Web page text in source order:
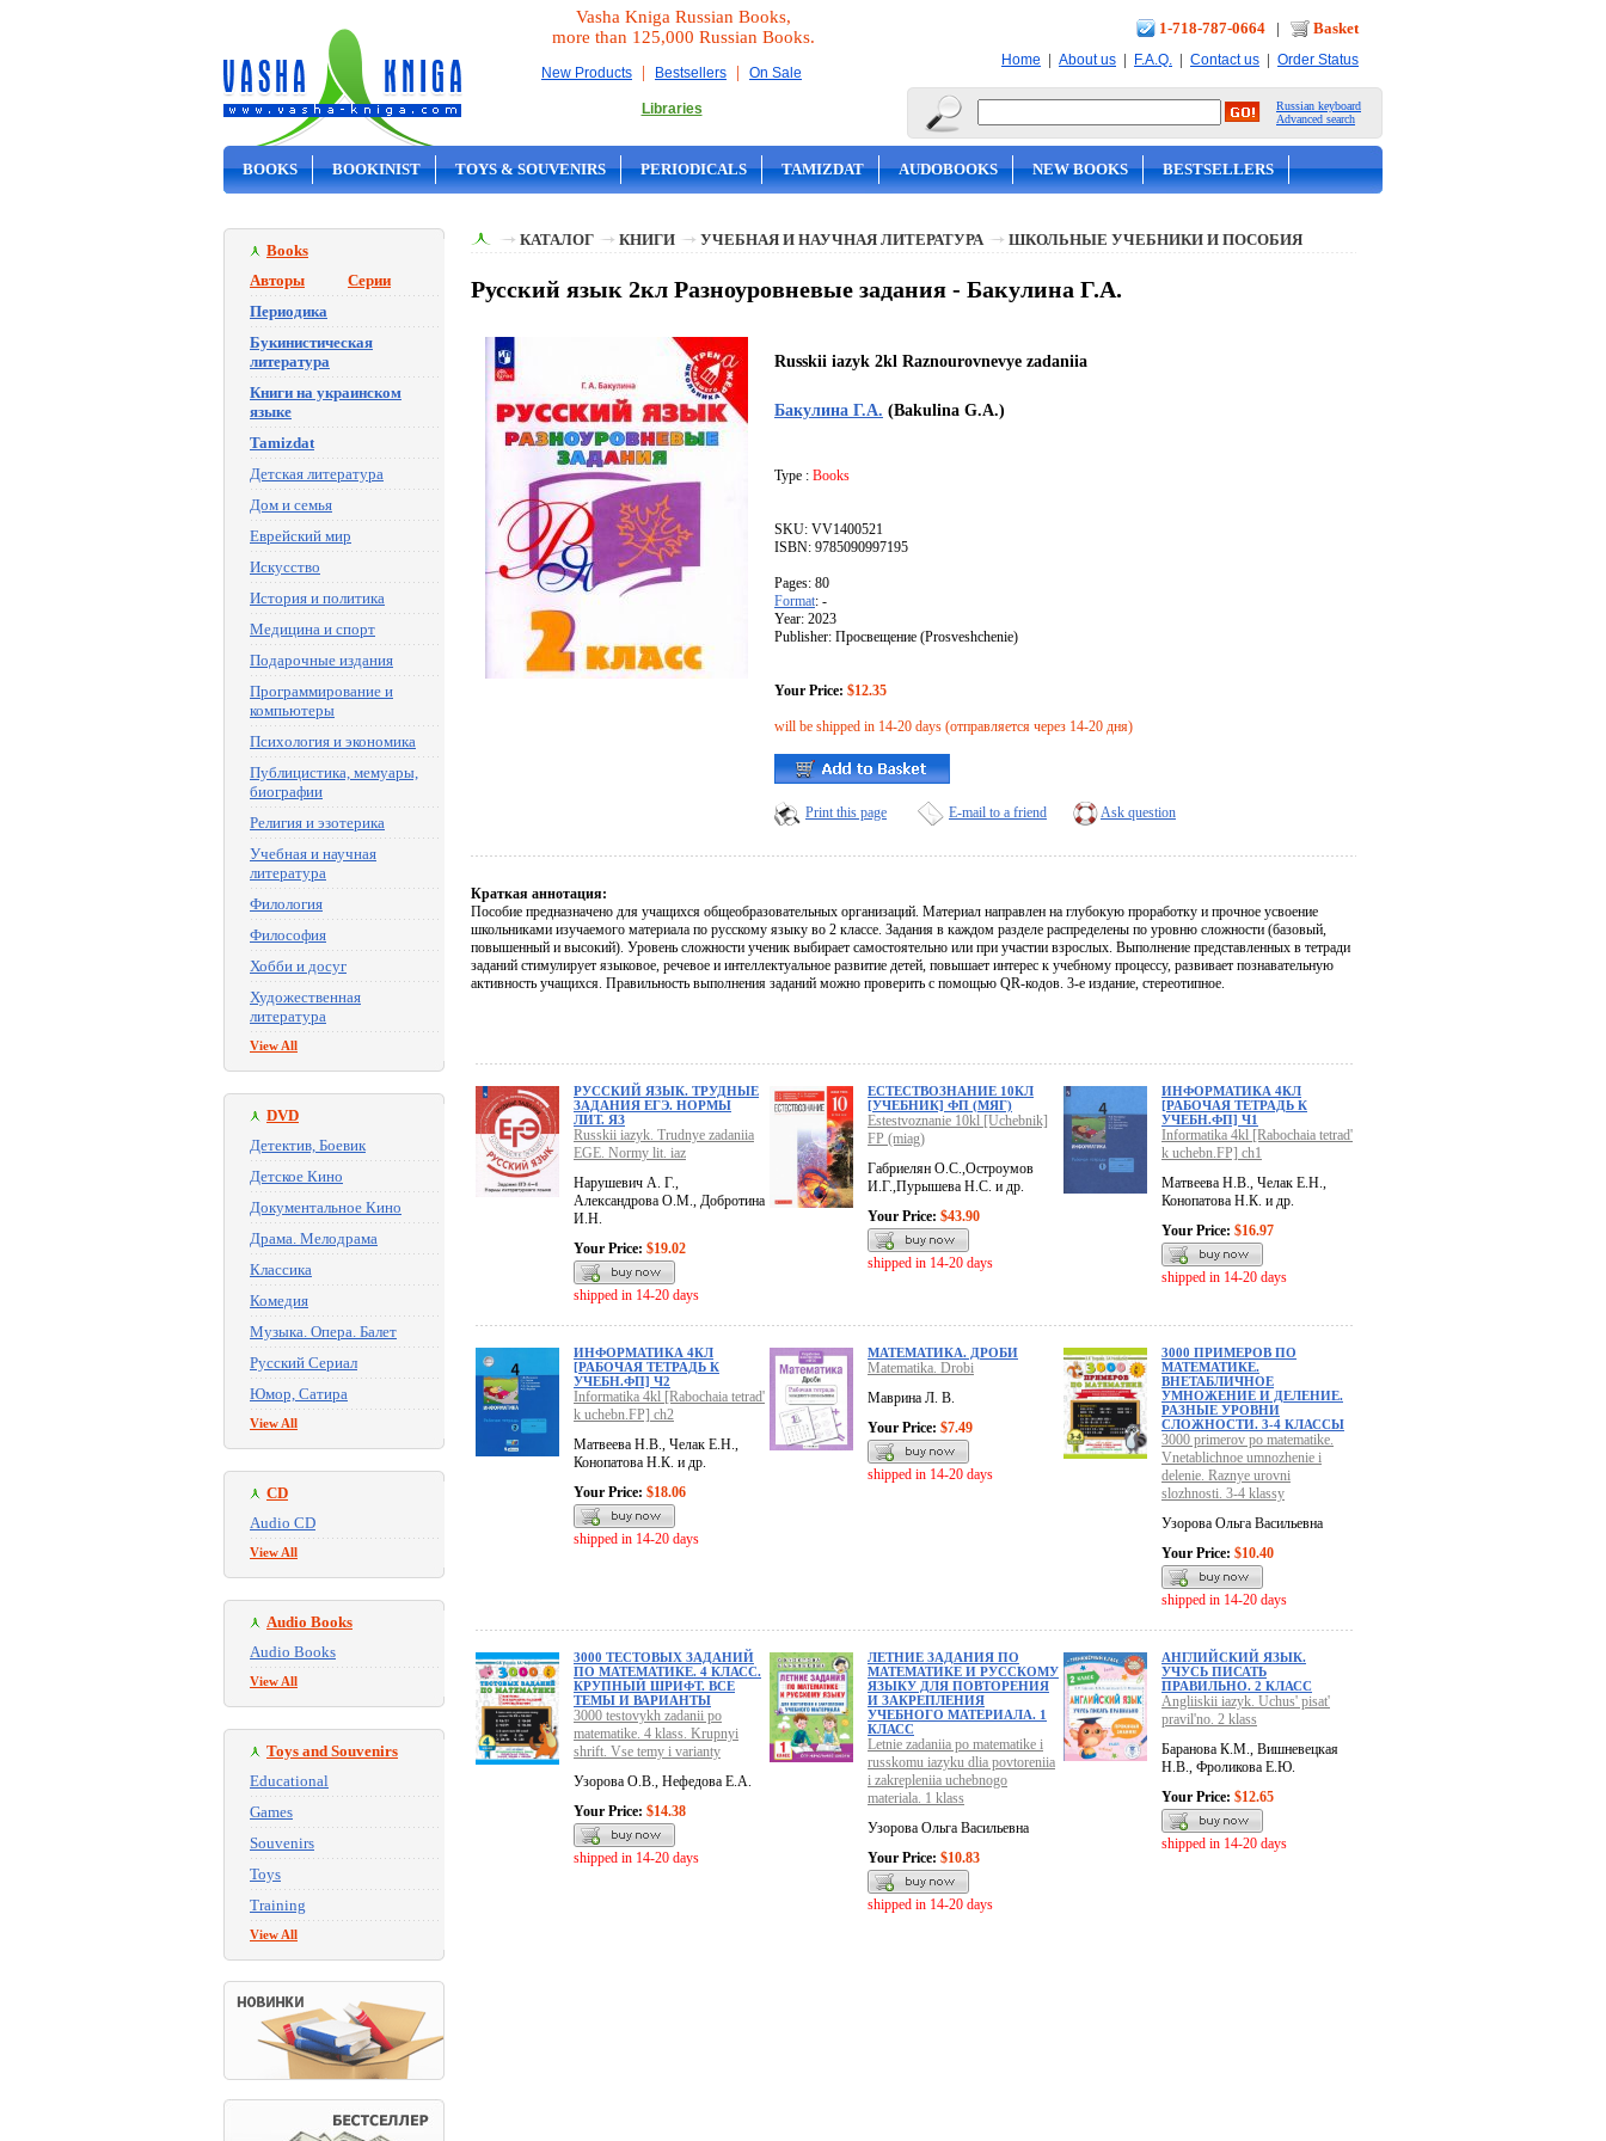
Vasha Kniga Russian Books,
more than 125,000 Russian Books.
New Products | Bestsellers | On Sale
Libraries
1-718-787-0664 | Basket
Home | About us | F.A.Q. | Contact us | Order Status
Russian keyboard
Advanced search
BOOKS BOOKINIST TOYS & SOUVENIRS PERIODICALS TAMIZDAT AUDOBOOKS NEW BOOKS BESTSELLERS
Books
Авторы
Серии
Периодика
Букинистическая
литература
Книги на украинском
языке
Tamizdat
Детская литература
Дом и семья
Еврейский мир
Искусство
История и политика
Медицина и спорт
Подарочные издания
Программирование и
компьютеры
Психология и экономика
Публицистика, мемуары,
биографии
Религия и эзотерика
Учебная и научная
литература
Филология
Философия
Хобби и досуг
Художественная
литература
View All
DVD
Детектив, Боевик
Детское Кино
Документальное Кино
Драма. Мелодрама
Классика
Комедия
Музыка. Опера. Балет
Русский Сериал
Юмор, Сатира
View All
CD
Audio CD
View All
Audio Books
Audio Books
View All
Toys and Souvenirs
Educational
Games
Souvenirs
Toys
Training
View All
КАТАЛОГ КНИГИ УЧЕБНАЯ И НАУЧНАЯ ЛИТЕРАТУРА ШКОЛЬНЫЕ УЧЕБНИКИ И ПОСОБИЯ
Русский язык 2кл Разноуровневые задания - Бакулина Г.А.
Russkii iazyk 2kl Raznourovnevye zadaniia
Бакулина Г.А. (Bakulina G.A.)
Type : Books
SKU: VV1400521
ISBN: 9785090997195
Pages: 80
Format: -
Year: 2023
Publisher: Просвещение (Prosveshchenie)
Your Price: $12.35
will be shipped in 14-20 days (отправляется через 14-20 дня)
Print this page E-mail to a friend Ask question
Краткая аннотация:
Пособие предназначено для учащихся общеобразовательных организаций. Материал направлен на глубокую проработку и прочное усвоение
школьниками изучаемого материала по русскому языку во 2 классе. Задания в каждом разделе распределены по уровню сложности (базовый,
повышенный и высокий). Уровень сложности ученик выбирает самостоятельно или при участии взрослых. Выполнение представленных в тетради
заданий стимулирует языковое, речевое и интеллектуальное развитие детей, повышает интерес к учебному процессу, развивает познавательную
активность учащихся. Правильность выполнения заданий можно проверить с помощью QR-кодов. 3-е издание, стереотипное.
РУССКИЙ ЯЗЫК. ТРУДНЫЕ
ЗАДАНИЯ ЕГЭ. НОРМЫ
ЛИТ. ЯЗ
Russkii iazyk. Trudnye zadaniia
EGE. Normy lit. iaz
Нарушевич А. Г.,
Александрова О.М., Добротина
И.Н.
Your Price: $19.02
shipped in 14-20 days
ЕСТЕСТВОЗНАНИЕ 10КЛ
[УЧЕБНИК] ФП (МЯГ)
Estestvoznanie 10kl [Uchebnik]
FP (miag)
Габриелян О.С.,Остроумов
И.Г.,Пурышева Н.С. и др.
Your Price: $43.90
shipped in 14-20 days
ИНФОРМАТИКА 4КЛ
[РАБОЧАЯ ТЕТРАДЬ К
УЧЕБН.ФП] Ч1
Informatika 4kl [Rabochaia tetrad'
k uchebn.FP] ch1
Матвеева Н.В., Челак Е.Н.,
Конопатова Н.К. и др.
Your Price: $16.97
shipped in 14-20 days
ИНФОРМАТИКА 4КЛ
[РАБОЧАЯ ТЕТРАДЬ К
УЧЕБН.ФП] Ч2
Informatika 4kl [Rabochaia tetrad'
k uchebn.FP] ch2
Матвеева Н.В., Челак Е.Н.,
Конопатова Н.К. и др.
Your Price: $18.06
shipped in 14-20 days
МАТЕМАТИКА. ДРОБИ
Matematika. Drobi
Маврина Л. В.
Your Price: $7.49
shipped in 14-20 days
3000 ПРИМЕРОВ ПО
МАТЕМАТИКЕ.
ВНЕТАБЛИЧНОЕ
УМНОЖЕНИЕ И ДЕЛЕНИЕ.
РАЗНЫЕ УРОВНИ
СЛОЖНОСТИ. 3-4 КЛАССЫ
3000 primerov po matematike.
Vnetablichnoe umnozhenie i
delenie. Raznye urovni
slozhnosti. 3-4 klassy
Узорова Ольга Васильевна
Your Price: $10.40
shipped in 14-20 days
3000 ТЕСТОВЫХ ЗАДАНИЙ
ПО МАТЕМАТИКЕ. 4 КЛАСС.
КРУПНЫЙ ШРИФТ. ВСЕ
ТЕМЫ И ВАРИАНТЫ
3000 testovykh zadanii po
matematike. 4 klass. Krupnyi
shrift. Vse temy i varianty
Узорова О.В., Нефедова Е.А.
Your Price: $14.38
shipped in 14-20 days
ЛЕТНИЕ ЗАДАНИЯ ПО
МАТЕМАТИКЕ И РУССКОМУ
ЯЗЫКУ ДЛЯ ПОВТОРЕНИЯ
И ЗАКРЕПЛЕНИЯ
УЧЕБНОГО МАТЕРИАЛА. 1
КЛАСС
Letnie zadaniia po matematike i
russkomu iazyku dlia povtoreniia
i zakrepleniia uchebnogo
materiala. 1 klass
Узорова Ольга Васильевна
Your Price: $10.83
shipped in 14-20 days
АНГЛИЙСКИЙ ЯЗЫК.
УЧУСЬ ПИСАТЬ
ПРАВИЛЬНО. 2 КЛАСС
Angliiskii iazyk. Uchus' pisat'
pravil'no. 2 klass
Баранова К.М., Вишневецкая
Н.В., Фроликова Е.Ю.
Your Price: $12.65
shipped in 14-20 days